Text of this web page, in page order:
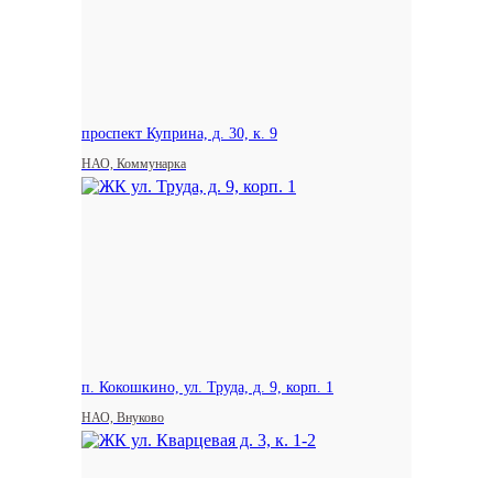
проспект Куприна, д. 30, к. 9
НАО, Коммунарка
п. Кокошкино, ул. Труда, д. 9, корп. 1
НАО, Внуково